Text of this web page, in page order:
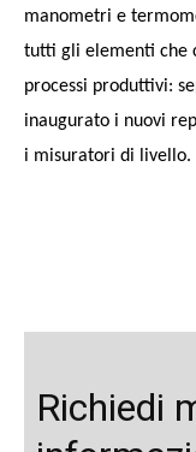
manometri e
tutti gli elementi che
processi produttivi:
inaugurato i nuovi
i misuratori di livello.
Richiedi